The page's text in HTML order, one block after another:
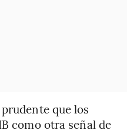
que los
como otra señal de